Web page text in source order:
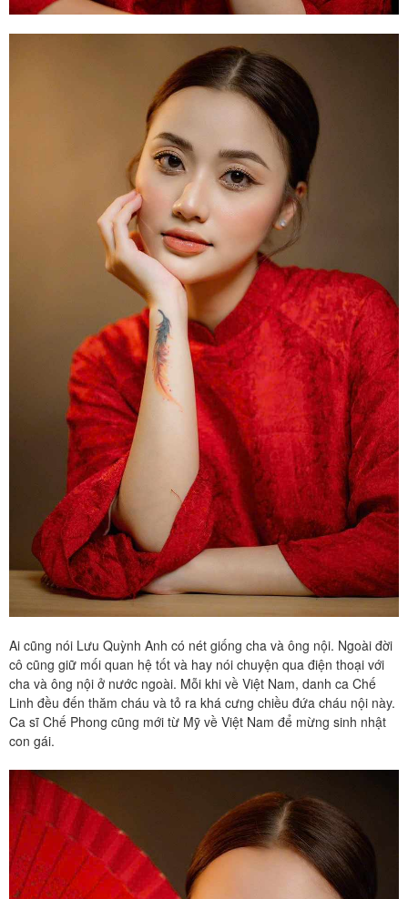
Ai cũng nói Lưu Quỳnh Anh có nét giống cha và ông nội. Ngoài đời
cô cũng giữ mối quan hệ tốt và hay nói chuyện qua điện thoại với
cha và ông nội ở nước ngoài. Mỗi khi về Việt Nam, danh ca Chế
Linh đều đến thăm cháu và tỏ ra khá cưng chiều đứa cháu nội này.
Ca sĩ Chế Phong cũng mới từ Mỹ về Việt Nam để mừng sinh nhật
con gái.